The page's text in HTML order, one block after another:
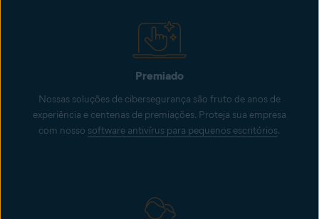
Premiado
Nossas soluções de cibersegurança são fruto de anos de
experiência e centenas de premiações. Proteja sua empresa
com nosso software antivírus para pequenos escritórios.